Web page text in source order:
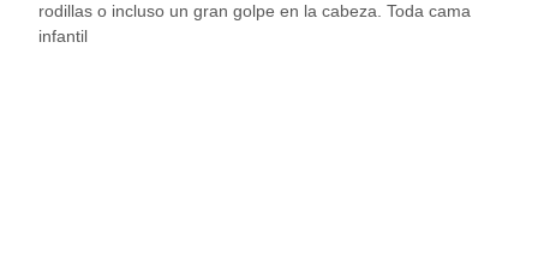
rodillas o incluso un gran golpe en la cabeza. Toda cama
infantil